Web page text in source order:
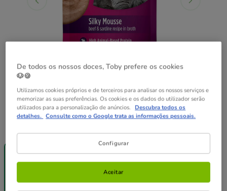
79 g
Grátis
12 saquetas x
Entrega
Grátis
De todos os nossos doces, Toby prefere os cookies
🐶🍪
Utilizamos cookies próprios e de terceiros para analisar os nossos serviços e
memorizar as suas preferências. Os cookies e os dados do utilizador serão
utilizados para a personalização de anúncios. Descubra todos os
detalhes. Consulte como o Google trata as informações pessoais.
Configurar
Aceitar